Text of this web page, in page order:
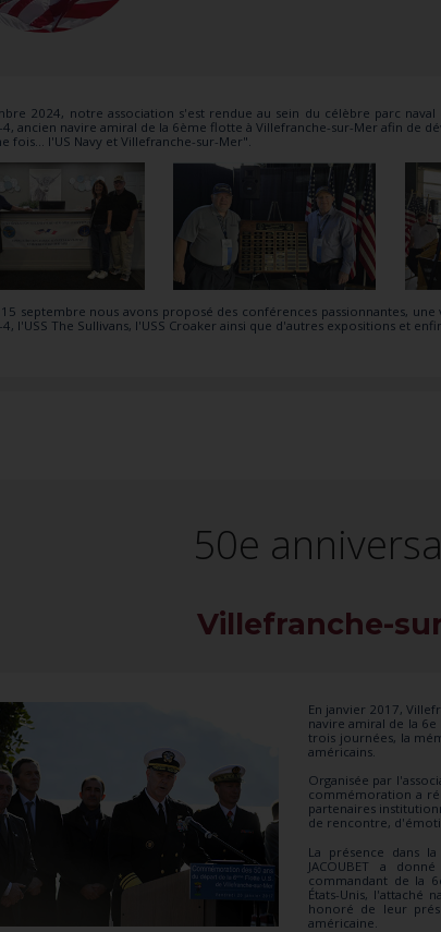
2024, notre association s'est rendue au sein du célèbre parc
4, ancien navire amiral de la 6ème flotte à Villefranche-sur-Mer afin de
fois... l'US Navy et Villefranche-sur-Mer"
septembre nous avons proposé des conférences passionnantes,
4, l'USS The Sullivans, l'USS Croaker ainsi que d'autres expositions et
50e
Villefranche-
En janvier 2017,
navire amiral de la
trois journées, la
américains.
Organisée par
commémoration a
partenaires
de rencontre,
La présence dans
JACOUBET a
commandant de la
États-Unis, l'attaché
honoré de leur
américaine.